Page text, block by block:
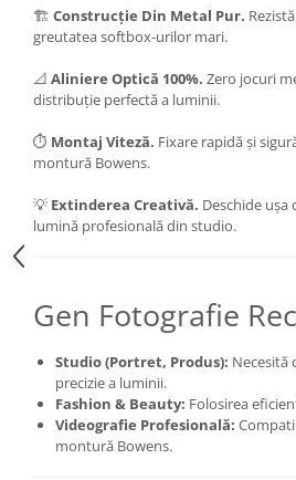
Camere Video Cinematice
Camere video de actiune
Accesorii camere video de actiune
Accesorii drone
Acumulatori camere video
Stabilizatoare (Gimbal) / Steady
Cam
Huse Protectie / Ploaie camere
Accesorii diverse pt camere video
Camere Video Cinematice
Drone
Slider
🏗️ Construcție Din Metal Pur.
greutatea softbox-urilor mari.
📐 Aliniere Optică 100%. Zero jocuri
distribuție perfectă a luminii.
⏱️ Montaj Viteză. Fixare rapidă și
montură Bowens.
💡 Extinderea Creativă. Deschide ușa
lumină profesională din studio.
Gen Fotografie
Studio (Portret, Produs): Necesită
precizie a luminii.
Fashion & Beauty: Folosirea
Videografie Profesională:
montură Bowens.